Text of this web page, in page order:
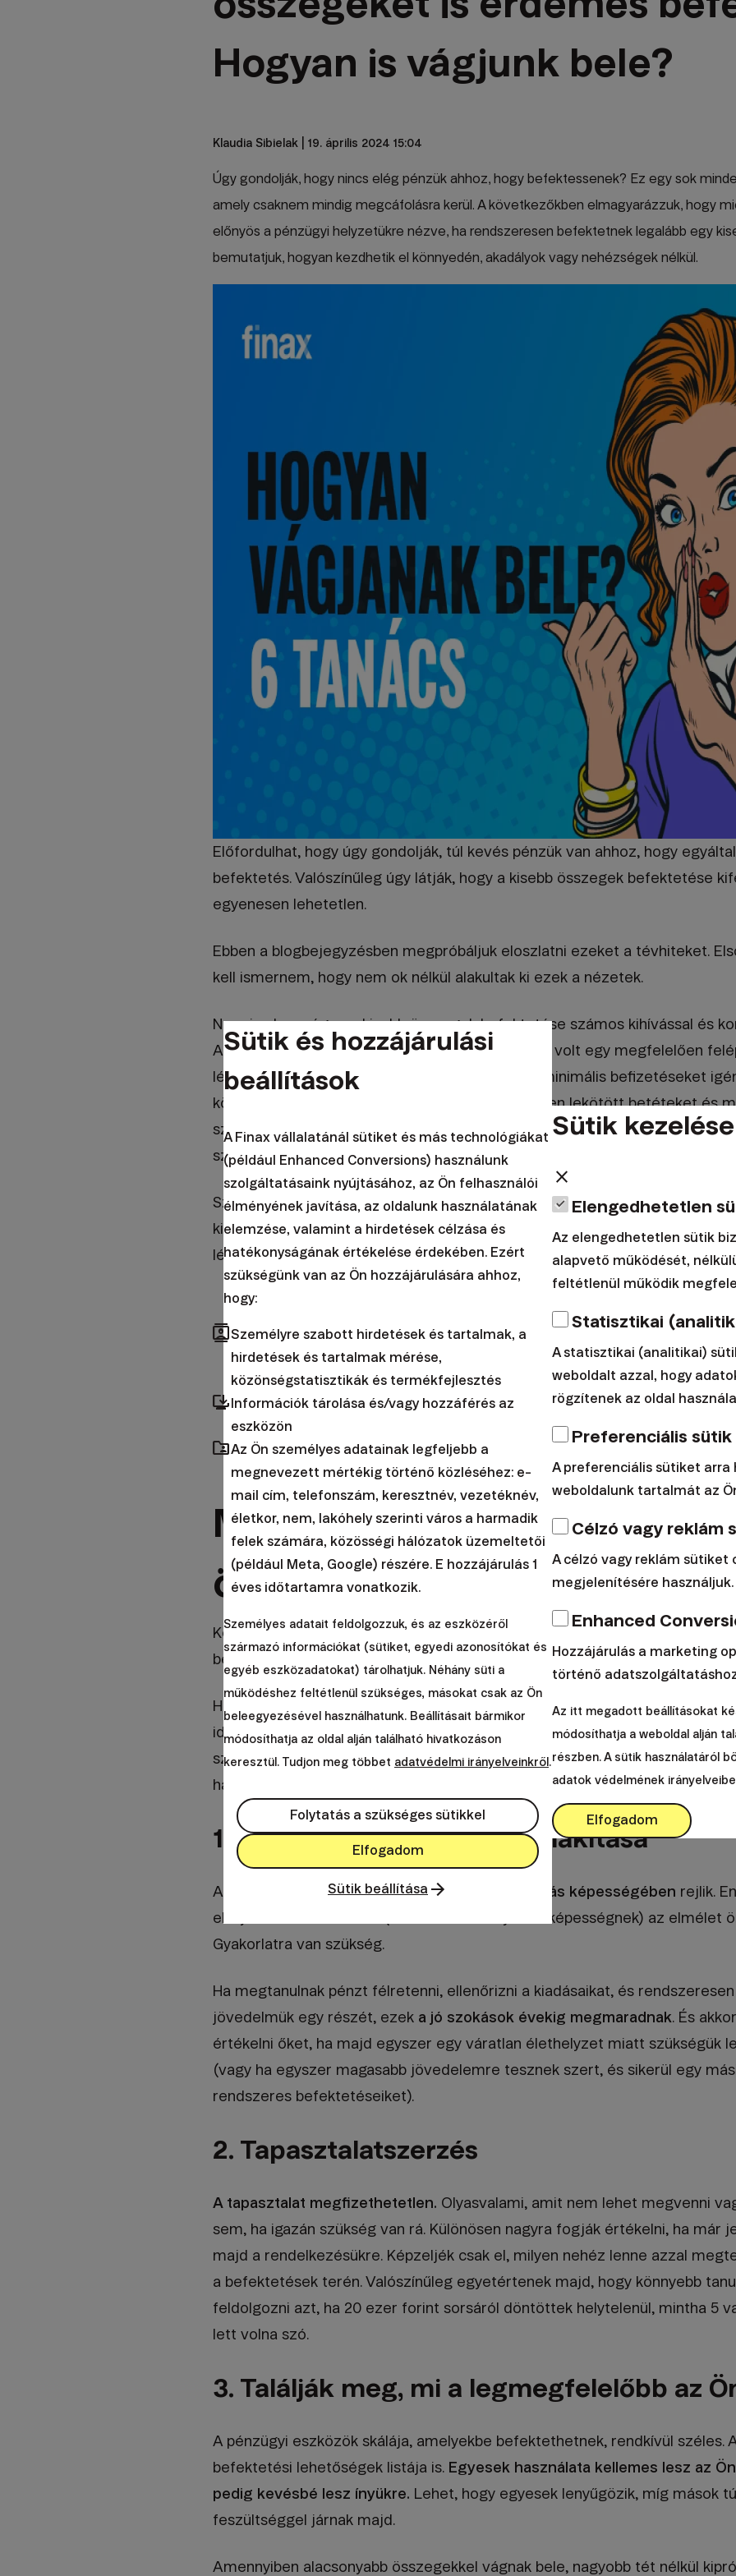
Hogyan is vágjunk bele?
Klaudia Sibielak | 19. április 2024 15:04
Úgy gondolják, hogy nincs elég pénzük ahhoz, hogy befektessenek? Ez egy sok
amely csaknem mindig megcáfolásra kerül. A következőkben elmagyarázzuk, hogy
előnyös a pénzügyi helyzetükre nézve, ha rendszeresen befektetnek legalább egy
bemutatjuk, hogyan kezdhetik el könnyedén, akadályok vagy nehézségek nélkül.
Előfordulhat, hogy úgy gondolják, túl kevés pénzük van ahhoz, hogy
befektetés. Valószínűleg úgy látják, hogy a kisebb összegek befektetése
egyenesen lehetetlen.
Ebben a blogbejegyzésben megpróbáljuk eloszlatni ezeket a tévhiteket.
kell ismernem, hogy nem ok nélkül alakultak ki ezek a nézetek.
Nem is olyan régen a kisebb összegek befektetése számos kihívással és
Alacsony összegek esetén meglehetősen nehéz volt egy megfelelően
létrehozni, és sok befektetés jelentős összegű minimális befizetéseket
következtében az emberek gyakran a kedvezőtlen lekötött betéteket és
számlákat választották. Sajnos e termékek népszerűsége a mai napig
szerint helytelenül.
Szerencsére a pénzügyi piacokon 2024-ben már számos termék áll
kisbefektetők számára is. Többek között a Finax is az ő igényeik
létre, ahogyan más robot-tanácsadók is.
A robot-tanácsadó valójában egy olyan algoritmus, amely segít
befektetéseik beállításában és kezelésében. Kezdetben az Önök
befektetési horizontjuk, tapasztalataik vagy kockázattűrő
tesz a megfelelő stratégia kiválasztásához, majd gondoskodik
teljes élettartama alatt (például az átsúlyozás révén). Emellett az
köszönhetően kiküszöböli az emberi tényező okozta hibákat is.
Miért érdemes akár
összegeket is befektetni
Kezdjük azzal, hogy megválaszoljuk a feltett kérdést: miért érdemes
befektetéseket is eszközölni?
Ha az első gondolat, ami az eszükbe jut, az, hogy ezek a befektetések nem
időn belül gazdaggá... alighanem igazuk van. Azonban számos oka van
szabadna engedniük, hogy e tény visszatartsa Önöket a befektetés
hat különböző okot azonosítottam.
1. Egészséges szokások kialakítása
A vagyonépítés kulcsaa pénzzel való gazdálkodás képességében rejlik.
elsajátításához azonban (akárcsak bármely más képességnek) az elmélet
Gyakorlatra van szükség.
Ha megtanulnak pénzt félretenni, ellenőrizni a kiadásaikat, és
jövedelmük egy részét, ezek a jó szokások évekig megmaradnak. És
értékelni őket, ha majd egyszer egy váratlan élethelyzet miatt szükségük
(vagy ha egyszer magasabb jövedelemre tesznek szert, és sikerül egy
rendszeres befektetéseiket).
2. Tapasztalatszerzés
A tapasztalat megfizethetetlen. Olyasvalami, amit nem lehet megvenni
sem, ha igazán szükség van rá. Különösen nagyra fogják értékelni, ha már
majd a rendelkezésükre. Képzeljék csak el, milyen nehéz lenne azzal
a befektetések terén. Valószínűleg egyetértenek majd, hogy könnyebb
feldolgozni azt, ha 20 ezer forint sorsáról döntöttek helytelenül, mintha 5
lett volna szó.
3. Találják meg, mi a legmegfelelőbb az
A pénzügyi eszközök skálája, amelyekbe befektethetnek, rendkívül széles.
befektetési lehetőségek listája is. Egyesek használata kellemes lesz az
pedig kevésbé lesz ínyükre. Lehet, hogy egyesek lenyűgözik, míg mások
feszültséggel járnak majd.
Amennyiben alacsonyabb összegekkel vágnak bele, nagyobb tét nélkül
Sütik és hozzájárulási
beállítások
A Finax vállalatánál sütiket és más technológiákat
(például Enhanced Conversions) használunk
szolgáltatásaink nyújtásához, az Ön felhasználói
élményének javítása, az oldalunk használatának
elemzése, valamint a hirdetések célzása és
hatékonyságának értékelése érdekében. Ezért
szükségünk van az Ön hozzájárulására ahhoz,
hogy:
contactsSzemélyre szabott hirdetések és tartalmak, a
hirdetések és tartalmak mérése,
közönségstatisztikák és termékfejlesztés
browser_updatedInformációk tárolása és/vagy hozzáférés az
eszközön
folder_sharedAz Ön személyes adatainak legfeljebb a
megnevezett mértékig történő közléséhez: e-
mail cím, telefonszám, keresztnév, vezetéknév,
életkor, nem, lakóhely szerinti város a harmadik
felek számára, közösségi hálózatok üzemeltetői
(például Meta, Google) részére. E hozzájárulás 1
éves időtartamra vonatkozik.
Személyes adatait feldolgozzuk, és az eszközéről
származó információkat (sütiket, egyedi azonosítókat és
egyéb eszközadatokat) tárolhatjuk. Néhány süti a
működéshez feltétlenül szükséges, másokat csak az Ön
beleegyezésével használhatunk. Beállításait bármikor
módosíthatja az oldal alján található hivatkozáson
keresztül. Tudjon meg többet adatvédelmi irányelveinkről.
Folytatás a szükséges sütikkel
Elfogadom
Sütik beállítása
Sütik kezelése
close
Elengedhetetlen
Az elengedhetetlen sütik
alapvető működését,
feltétlenül működik
Statisztikai
A statisztikai (analitikai)
weboldalt azzal, hogy
rögzítenek az oldal
Preferenciális sütik
A preferenciális sütiket arra
weboldalunk tartalmát az
Célzó vagy reklám
A célzó vagy reklám
megjelenítésére használjuk.
Enhanced
Hozzájárulás a marketing
történő
Az itt megadott beállításokat
módosíthatja a weboldal alján
részben. A sütik használatáról
adatok védelmének
Elfogadom